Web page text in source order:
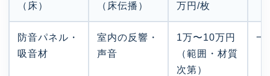
（床）
（床伝播）
万円/枚
防音パネル・
吸音材
室内の反響・
声音
1万〜10万円
（範囲・材質
次第）
一